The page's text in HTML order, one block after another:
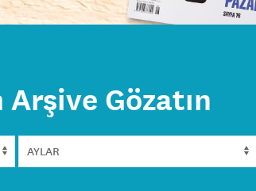
Arşive Gözatın